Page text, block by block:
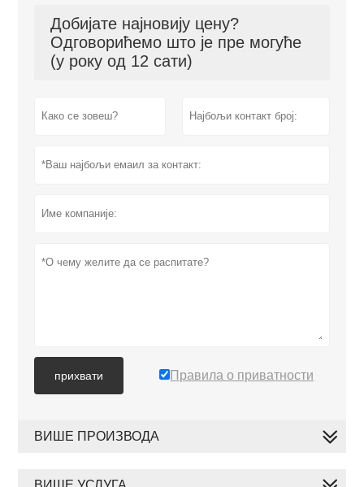
Добијате најновију цену?
Одговорићемо што је пре могуће
(у року од 12 сати)
прихвати Правила о приватности
ВИШЕ ПРОИЗВОДА